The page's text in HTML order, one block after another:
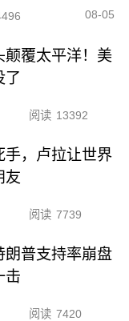
08-05
颠覆太平洋！美
了
阅读 13392
手，卢拉让世界
友
阅读 7739
朗普支持率崩盘
击
阅读 7420